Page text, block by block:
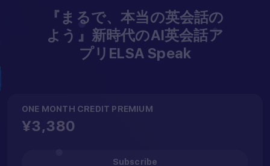
『まるで、本当の英会話の
よう』新時代のAI英会話ア
プリELSA Speak
ONE MONTH CREDIT PREMIUM
¥3,380
Subscribe